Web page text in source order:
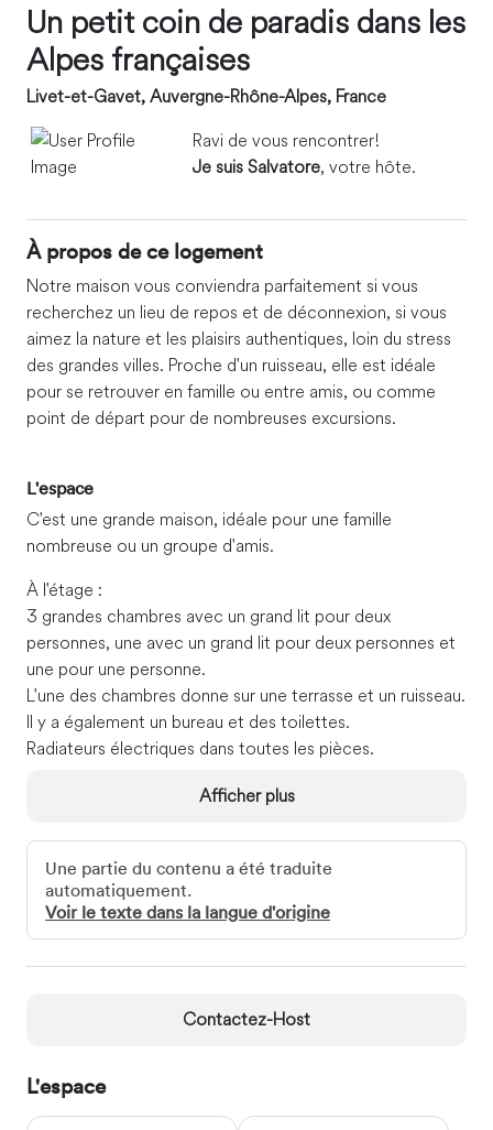
Un petit coin de paradis dans les
Alpes françaises
Livet-et-Gavet, Auvergne-Rhône-Alpes, France
Ravi de vous rencontrer!
Je suis Salvatore, votre hôte.
À propos de ce logement
Notre maison vous conviendra parfaitement si vous
recherchez un lieu de repos et de déconnexion, si vous
aimez la nature et les plaisirs authentiques, loin du stress
des grandes villes. Proche d'un ruisseau, elle est idéale
pour se retrouver en famille ou entre amis, ou comme
point de départ pour de nombreuses excursions.
L'espace
C'est une grande maison, idéale pour une famille
nombreuse ou un groupe d'amis.
À l'étage :
3 grandes chambres avec un grand lit pour deux
personnes, une avec un grand lit pour deux personnes et
une pour une personne.
L'une des chambres donne sur une terrasse et un ruisseau.
Il y a également un bureau et des toilettes.
Radiateurs électriques dans toutes les pièces.
une cuisine avec une petite véranda
un vestibule pouvant accueillir un lit supplémentaire
une cour privée fermée par un portail, avec un barbecue
et du mobilier de jardin
chaussée + des toilettes supplémentaires à l'étage.
Nous serons ravis de mettre notre maison familiale à
votre entière disposition. Vous vous sentirez comme
Afficher plus
Une partie du contenu a été traduite
automatiquement.
Voir le texte dans la langue d'origine
Contactez-Host
L'espace